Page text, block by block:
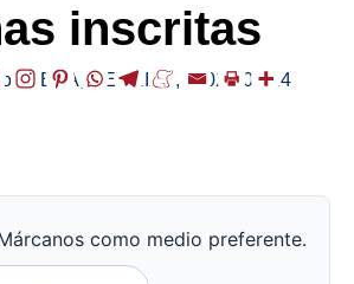
inscritas
/DEBA ,HERRIAK, /2026-06-14
como medio preferente.